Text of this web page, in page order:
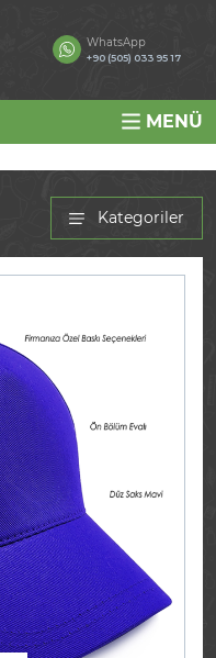
WhatsApp
+90 (505) 033 95 17
MENÜ
Kategoriler